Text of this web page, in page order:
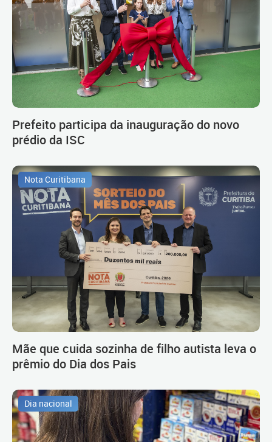
Prefeito participa da inauguração do novo
prédio da ISC
Nota Curitibana
Mãe que cuida sozinha de filho autista leva o
prêmio do Dia dos Pais
Dia nacional